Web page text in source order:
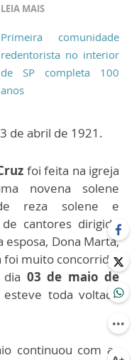
LEIA MAIS
Primeira comunidade
redentorista no interior
de SP completa 100
anos
de abril de 1921.
foi feita na igreja
novena solene
reza solene e
cantores dirigido
esposa, Dona Marta,
foi muito concorrida.
03 de maio de
toda voltada
continuou com as